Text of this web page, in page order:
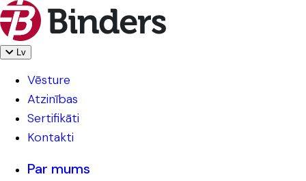
Lv
Vēsture
Atzinības
Sertifikāti
Kontakti
Par mums